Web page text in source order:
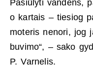
Pasiūlyti vandens,
o kartais – tiesiog
moteris nenori, jog
buvimo“, – sako
P. Varnelis.